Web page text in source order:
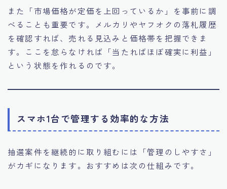
また「市場価格が定価を上回っているか」を事前に調
べることも重要です。メルカリやヤフオクの落札履歴
を確認すれば、売れる見込みと価格帯を把握できま
す。ここを怠らなければ「当たればほぼ確実に利益」
という状態を作れるのです。
スマホ1台で管理する効率的な方法
抽選案件を継続的に取り組むには「管理のしやすさ」
がカギになります。おすすめは次の仕組みです。